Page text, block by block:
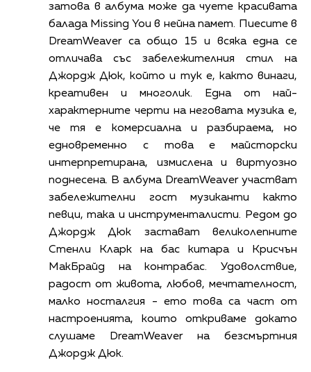
затова в албума може да чуете красивата
балада Missing You в нейна памет. Пиесите в
DreamWeaver са общо 15 и всяка една се
отличава със забележителния стил на
Джордж Дюк, който и тук е, както винаги,
креативен и многолик. Една от най-
характерните черти на неговата музика е,
че тя е комерсиална и разбираема, но
едновременно с това е майсторски
интерпретирана, измислена и виртуозно
поднесена. В албума DreamWeaver участват
забележителни гост музиканти както
певци, така и инструменталисти. Редом до
Джордж Дюк застават великолепните
Стенли Кларк на бас китара и Крисчън
МакБрайд на контрабас. Удоволствие,
радост от живота, любов, мечтателност,
малко носталгия - ето това са част от
настроенията, които откриваме докато
слушаме DreamWeaver на безсмъртния
Джордж Дюк.